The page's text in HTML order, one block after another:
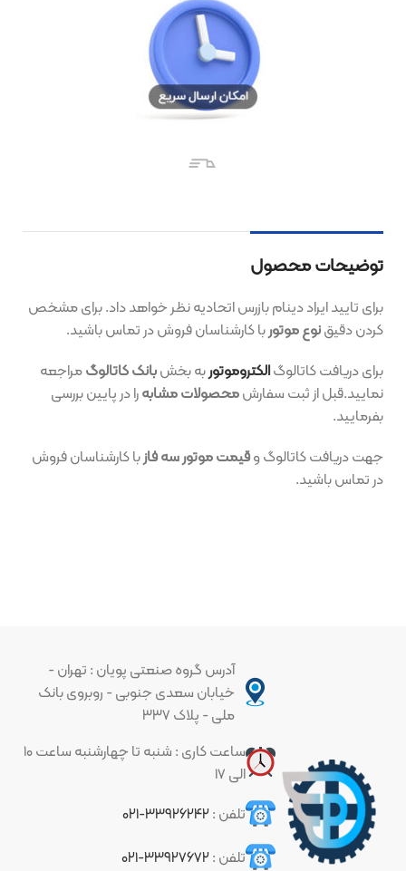
توضیحات محصول
برای تایید ایراد دینام بازرس اتحادیه نظر خواهد داد. برای مشخص
کردن دقیقنوع موتوربا کارشناسان فروش در تماس باشید.
برای دریافتکاتالوگالکتروموتوربه بخشبانک کاتالوگمراجعه
نمایید.قبل از ثبت سفارشمحصولات مشابهرا در پایین بررسی
بفرمایید.
جهت دریافت کاتالوگ وقیمت موتور سه فازبا کارشناسان فروش
در تماس باشید.
آدرس گروه صنعتی پویان : تهران -
خیابان سعدی جنوبی - روبروی بانک
ملی - پلاک ۳۳۷
ساعت کاری : شنبه تا چهارشنبه ساعت ۱۰
الی ۱۷
تلفن :۳۳۹۲۶۲۴۲-۰۲۱
تلفن :۳۳۹۲۷۶۷۲-۰۲۱